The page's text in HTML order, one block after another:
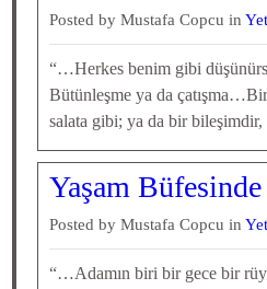
Posted by Mustafa Copcu in
“…Herkes benim gibi
Bütünleşme ya da
salata gibi; ya da bir
Yaşam
Posted by Mustafa Copcu in
“…Adamın biri bir gece bir